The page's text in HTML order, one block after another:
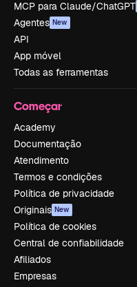
MCP para Claude/ChatGPT
Agentes New
API
App móvel
Todas as ferramentas
Começar
Academy
Documentação
Atendimento
Termos e condições
Política de privacidade
Originais New
Política de cookies
Central de confiabilidade
Afiliados
Empresas